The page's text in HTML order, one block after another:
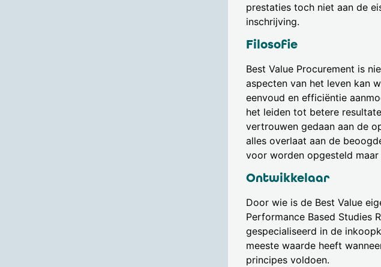
prestaties toch niet aan de
inschrijving.
Filosofie
Best Value Procurement is
aspecten van het leven kan
eenvoud en efficiëntie
het leiden tot betere
vertrouwen gedaan aan de
alles overlaat aan de
voor worden opgesteld
Ontwikkelaar
Door wie is de Best Value
Performance Based Studies
gespecialiseerd in de
meeste waarde heeft
principes voldoen.